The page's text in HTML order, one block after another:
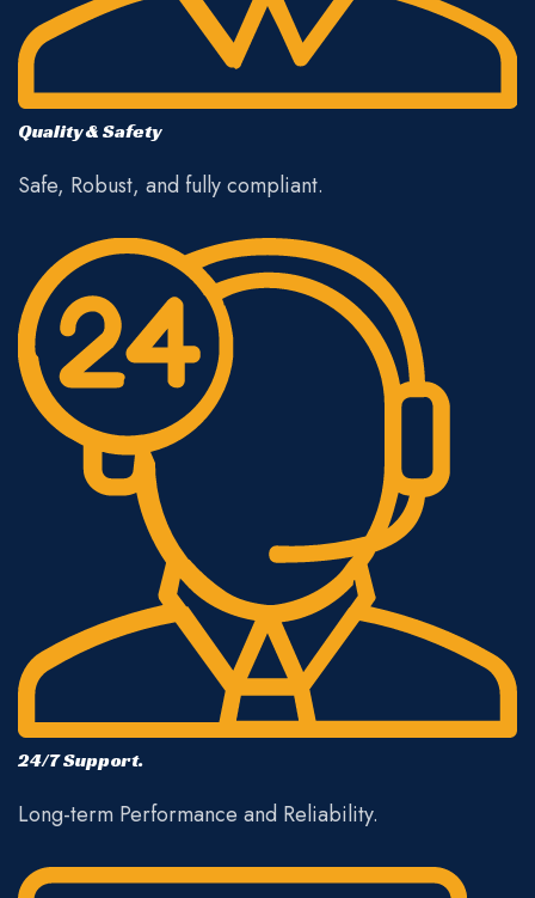
Quality & Safety
Safe, Robust, and fully compliant.
24/7 Support.
Long-term Performance and Reliability.